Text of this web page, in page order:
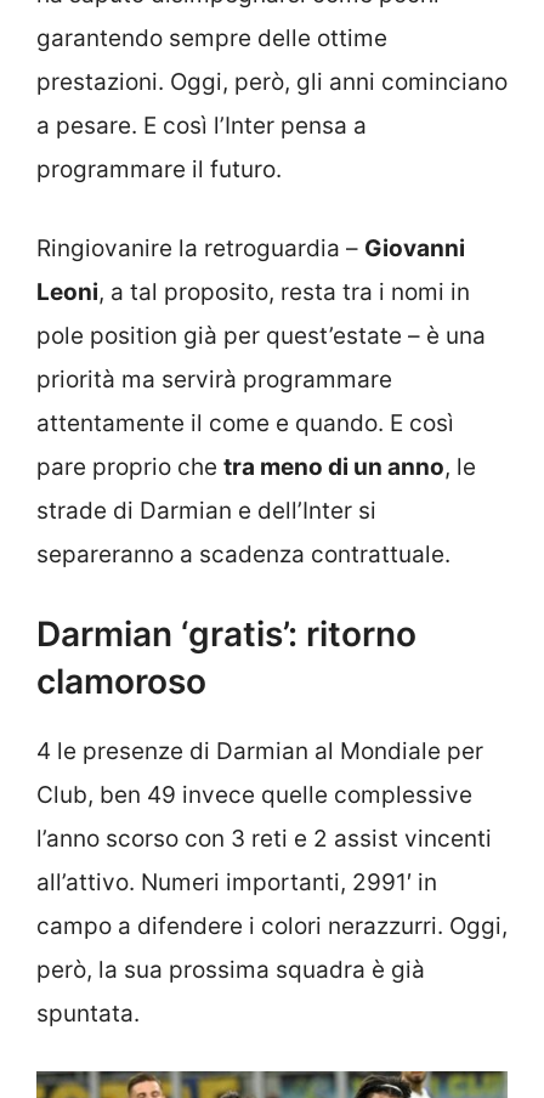
garantendo sempre delle ottime
prestazioni. Oggi, però, gli anni cominciano
a pesare. E così l’Inter pensa a
programmare il futuro.
Ringiovanire la retroguardia – Giovanni
Leoni, a tal proposito, resta tra i nomi in
pole position già per quest’estate – è una
priorità ma servirà programmare
attentamente il come e quando. E così
pare proprio che tra meno di un anno, le
strade di Darmian e dell’Inter si
separeranno a scadenza contrattuale.
Darmian ‘gratis’: ritorno
clamoroso
4 le presenze di Darmian al Mondiale per
Club, ben 49 invece quelle complessive
l’anno scorso con 3 reti e 2 assist vincenti
all’attivo. Numeri importanti, 2991′ in
campo a difendere i colori nerazzurri. Oggi,
però, la sua prossima squadra è già
spuntata.